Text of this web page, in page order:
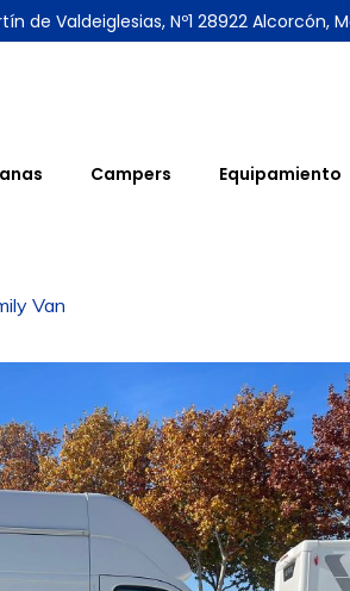
de Valdeiglesias, Nº1 28922 Alcorcón,
Campers Equipamiento
Van